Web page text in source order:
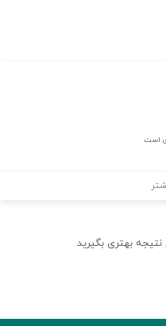
است
نتیجه بهتری بگیرید